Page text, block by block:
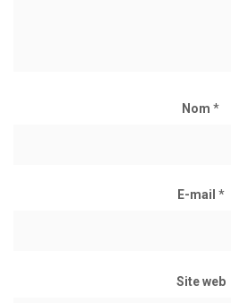
Nom *
E-mail *
Site web